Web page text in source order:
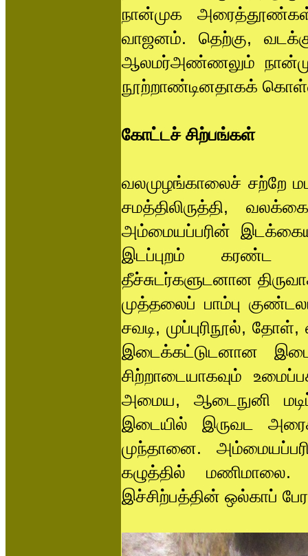
நான்முக
வாஜனம். தெற்கு,
ஆலமர்அண்ணலும்
நூற்றாண்டினதாகக்
கோட்டச் சிற்பங்கள்
வலமுழங்காலைச் சற்றே
சமத்திலிருத்தி,
அம்மையப்பரின்
இடப்புறம் கரண்ட
தீச்சுடர்களுடனான
முத்தலைப் பாம்பு
சவடி, முப்புரிநூல்,
இடைக்கட்டுடனான
சிற்றாடையாகவும்
அமைய, ஆடைநுனி
இடையில் இருவட
முந்தானை.
கழுத்தில் மணிமாலை.
இச்சிற்பத்தின் ஒல்காப்